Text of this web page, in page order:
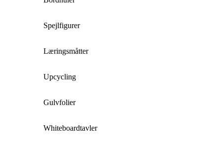
Spejlfigurer
Læringsmåtter
Upcycling
Gulvfolier
Whiteboardtavler